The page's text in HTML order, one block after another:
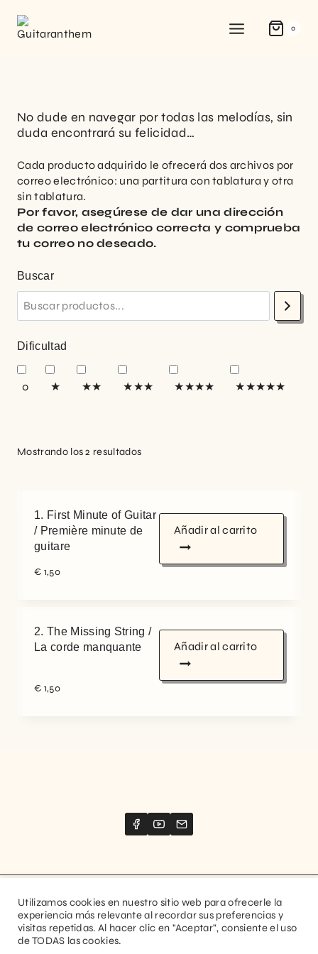
0
Mostrando los 2 resultados
1. First Minute of Guitar
/ Première minute de
guitare
€ 1,50
Añadir al carrito
2. The Missing String /
La corde manquante
€ 1,50
Añadir al carrito
No dude en navegar por todas las melodías, sin
duda encontrará su felicidad…
Cada producto adquirido le ofrecerá dos archivos por
correo electrónico: una partitura con tablatura y otra
sin tablatura.
Por favor, asegúrese de dar una dirección
de correo electrónico correcta y comprueba
tu correo no deseado.
Buscar
Dificultad
0 ★ ★★ ★★★ ★★★★ ★★★★★
Website created byStimize
© 2026 Guitaranthem. All rights reserved.
Utilizamos cookies en nuestro sitio web para ofrecerle la
experiencia más relevante al recordar sus preferencias y
visitas repetidas. Al hacer clic en "Aceptar", consiente el uso
de TODAS las cookies.